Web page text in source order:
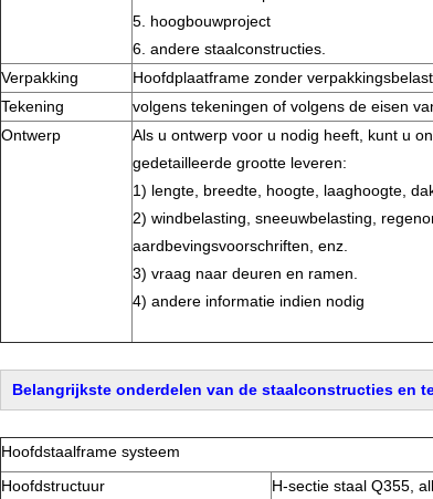
5. hoogbouwproject
6. andere staalconstructies.
Verpakking
Hoofdplaatframe zonder
Tekening
volgens tekeningen of volgens de eisen
Ontwerp
Als u ontwerp voor u nodig heeft, kunt u
gedetailleerde grootte leveren:
1) lengte, breedte, hoogte, laaghoogte,
2) windbelasting, sneeuwbelasting,
aardbevingsvoorschriften, enz.
3) vraag naar deuren en ramen.
4) andere informatie indien nodig
Belangrijkste onderdelen van de staalconstructies en
Hoofdstaalframe systeem
Hoofdstructuur
H-sectie staal Q355,